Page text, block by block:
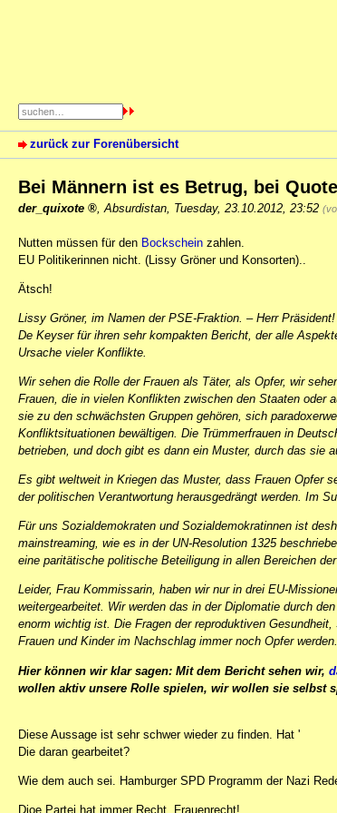
zurück zur Forenübersicht
Bei Männern ist es Betrug, bei
der_quixote Absurdistan Tuesday, 23.10.2012, 23:52
Nutten müssen für den Bockschein zahlen.
EU Politikerinnen nicht. (Lissy Gröner und Konsorten)..
Ätsch!
Lissy Gröner, im Namen der PSE-Fraktion. – Herr
De Keyser für ihren sehr kompakten Bericht, der alle
Ursache vieler Konflikte.
Wir sehen die Rolle der Frauen als Täter, als Opfer, wir
Frauen, die in vielen Konflikten zwischen den Staaten oder
sie zu den schwächsten Gruppen gehören, sich
Konfliktsituationen bewältigen. Die Trümmerfrauen in
betrieben, und doch gibt es dann ein Muster, durch das sie
Es gibt weltweit in Kriegen das Muster, dass Frauen Opfer
der politischen Verantwortung herausgedrängt werden. Im
Für uns Sozialdemokraten und Sozialdemokratinnen ist
mainstreaming, wie es in der UN-Resolution 1325
eine paritätische politische Beteiligung in allen Bereichen
Leider, Frau Kommissarin, haben wir nur in drei EU-
weitergearbeitet. Wir werden das in der Diplomatie durch
enorm wichtig ist. Die Fragen der reproduktiven
Frauen und Kinder im Nachschlag immer noch Opfer werden.
Hier können wir klar sagen: Mit dem Bericht sehen wir,
wollen aktiv unsere Rolle spielen, wir wollen sie selbst
Diese Aussage ist sehr schwer wieder zu finden. Hat '
Die daran gearbeitet?
Wie dem auch sei. Hamburger SPD Programm der Nazi
Dioe Partei hat immer Recht. Frauenrecht!